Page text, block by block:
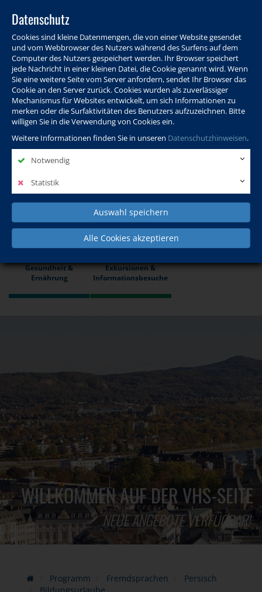
Datenschutz
Cookies sind kleine Datenmengen, die von einer Website gesendet
und vom Webbrowser des Nutzers während des Surfens auf dem
Computer des Nutzers gespeichert werden. Ihr Browser speichert
jede Nachricht in einer kleinen Datei, die Cookie genannt wird. Wenn
Sie eine weitere Seite vom Server anfordern, sendet Ihr Browser das
Cookie an den Server zurück. Cookies wurden als zuverlässiger
Mechanismus für Websites entwickelt, um sich Informationen zu
merken oder die Surfaktivitäten des Benutzers aufzuzeichnen. Bitte
willigen Sie in die Verwendung von Cookies ein.
Weitere Informationen finden Sie in unseren Datenschutzhinweisen.
Notwendig
Statistik
Auswahl speichern
Alle Cookies akzeptieren
Programm Info & Service Aktuelles Warenkorb Login
Ansprechpersonen Kontakt Sitemap
Politik, Wissenschaft &
Internationales
Beruf, IT & Digitales
Gesundheit &
Ernährung
Exkursionen &
Informationsbesuche
WILLKOMMEN AUF DER VHS-SEITE
NEUE ANGEBOTE VERFÜGBAR!
Programm Fremdsprachen
Persisch